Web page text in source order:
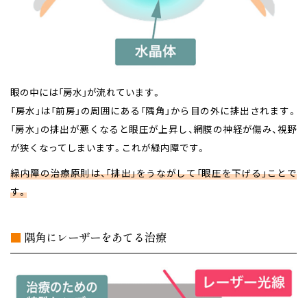
眼の中には「房水」が流れています。
「房水」は「前房」の周囲にある「隅角」から目の外に排出されます。
「房水」の排出が悪くなると眼圧が上昇し、網膜の神経が傷み、視野
が狭くなってしまいます。これが緑内障です。
緑内障の治療原則は、「排出」をうながして「眼圧を下げる」ことで
す。
■ 隅角にレーザーをあてる治療